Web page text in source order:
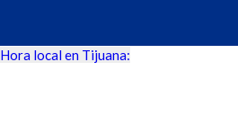
Hora local en Tijuana: